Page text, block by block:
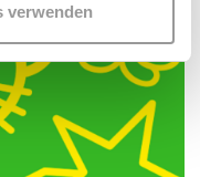
verwenden